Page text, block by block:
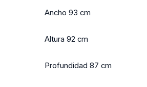
Ancho 93 cm
Altura 92 cm
Profundidad 87 cm